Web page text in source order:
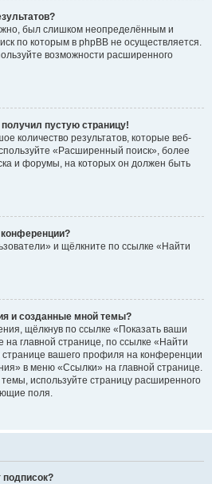
был слишком неопределённым и
по которым в phpBB не осуществляется.
возможности расширенного
получил пустую страницу!
количество результатов, которые веб-
«Расширенный поиск», более
и форумы, на которых он должен быть
конференции?
и щёлкните по ссылке «Найти
и созданные мной темы?
щёлкнув по ссылке «Показать ваши
главной странице, по ссылке «Найти
вашего профиля на конференции
в меню «Ссылки» на главной странице.
используйте страницу расширенного
поля.
подписок?